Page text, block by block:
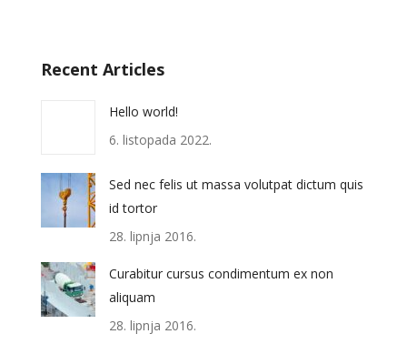
Recent Articles
Hello world!
6. listopada 2022.
Sed nec felis ut massa volutpat dictum quis
id tortor
28. lipnja 2016.
Curabitur cursus condimentum ex non
aliquam
28. lipnja 2016.